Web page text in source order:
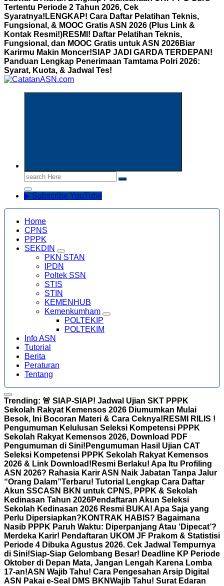
Tertentu Periode 2 Tahun 2026, Cek
Syaratnya! LENGKAP! Cara Daftar Pelatihan Teknis,
Fungsional, & MOOC Gratis ASN 2026 (Plus Link &
Kontak Resmi!)RESMI! Daftar Pelatihan Teknis,
Fungsional, dan MOOC Gratis untuk ASN 2026Biar
Karirmu Makin Moncer!SIAP JADI GARDA TERDEPAN!
Panduan Lengkap Penerimaan Tamtama Polri 2026:
Syarat, Kuota, & Jadwal Tes!
Search
for:
▶ Subscribe YouTube
Home
CPNS
PPPK
SEKDIN
PKN STAN
IPDN
Poltek SSN
STIS
STIN
KEMENHUB
Kemenkumham
POLTEKIP
POLTEKIM
Info ASN
Tutorial
Berita
Peraturan
Tentang
Trending: 🚨 SIAP-SIAP! Jadwal Ujian SKT PPPK
Sekolah Rakyat Kemensos 2026 Diumumkan Mulai
Besok, Ini Bocoran Materi & Cara Ceknya! RESMI RILIS !
Pengumuman Kelulusan Seleksi Kompetensi PPPK
Sekolah Rakyat Kemensos 2026, Download PDF
Pengumuman di Sini! Pengumuman Hasil Ujian CAT
Seleksi Kompetensi PPPK Sekolah Rakyat Kemensos
2026 & Link Download! Resmi Berlaku! Apa Itu Profiling
ASN 2026? Rahasia Karir ASN Naik Jabatan Tanpa Jalur
“Orang Dalam”Terbaru! Tutorial Lengkap Cara Daftar
Akun SSCASN BKN untuk CPNS, PPPK & Sekolah
Kedinasan Tahun 2026Pendaftaran Akun Seleksi
Sekolah Kedinasan 2026 Resmi BUKA! Apa Saja yang
Perlu Dipersiapkan? KONTRAK HABIS? Bagaimana
Nasib PPPK Paruh Waktu: Diperpanjang Atau ‘Dipecat’?
Merdeka Karir! Pendaftaran UKOM JF Prakom & Statistisi
Periode 4 Dibuka Agustus 2026. Cek Jadwal Tempurnya
di Sini!Siap-Siap Gelombang Besar! Deadline KP Periode
Oktober di Depan Mata, Jangan Lengah Karena Lomba
17-an!ASN Wajib Tahu! Cara Pengesahan Arsip Digital
ASN Pakai e-Seal DMS BKNWajib Tahu! Surat Edaran